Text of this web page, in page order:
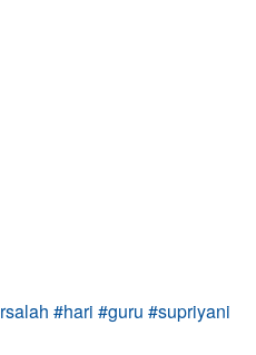
#hari #guru #supriyani